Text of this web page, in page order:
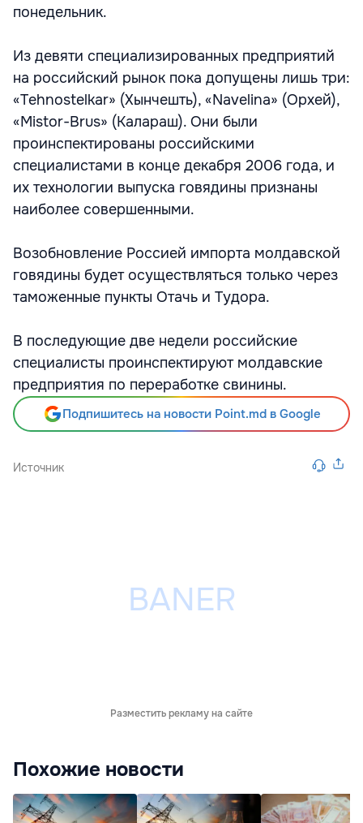
понедельник.
Из девяти специализированных предприятий
на российский рынок пока допущены лишь три:
«Tehnostelkar» (Хынчешть), «Navelina» (Орхей),
«Mistor-Brus» (Калараш). Они были
проинспектированы российскими
специалистами в конце декабря 2006 года, и
их технологии выпуска говядины признаны
наиболее совершенными.
Возобновление Россией импорта молдавской
говядины будет осуществляться только через
таможенные пункты Отачь и Тудора.
В последующие две недели российские
специалисты проинспектируют молдавские
предприятия по переработке свинины.
Подпишитесь на новости Point.md в Google
Источник
Разместить рекламу на сайте
Похожие новости